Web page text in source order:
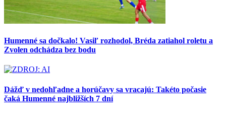
Humenné sa dočkalo! Vasiľ rozhodol, Bréda zatiahol roletu a
Zvolen odchádza bez bodu
Dážď v nedohľadne a horúčavy sa vracajú: Takéto počasie
čaká Humenné najbližších 7 dní